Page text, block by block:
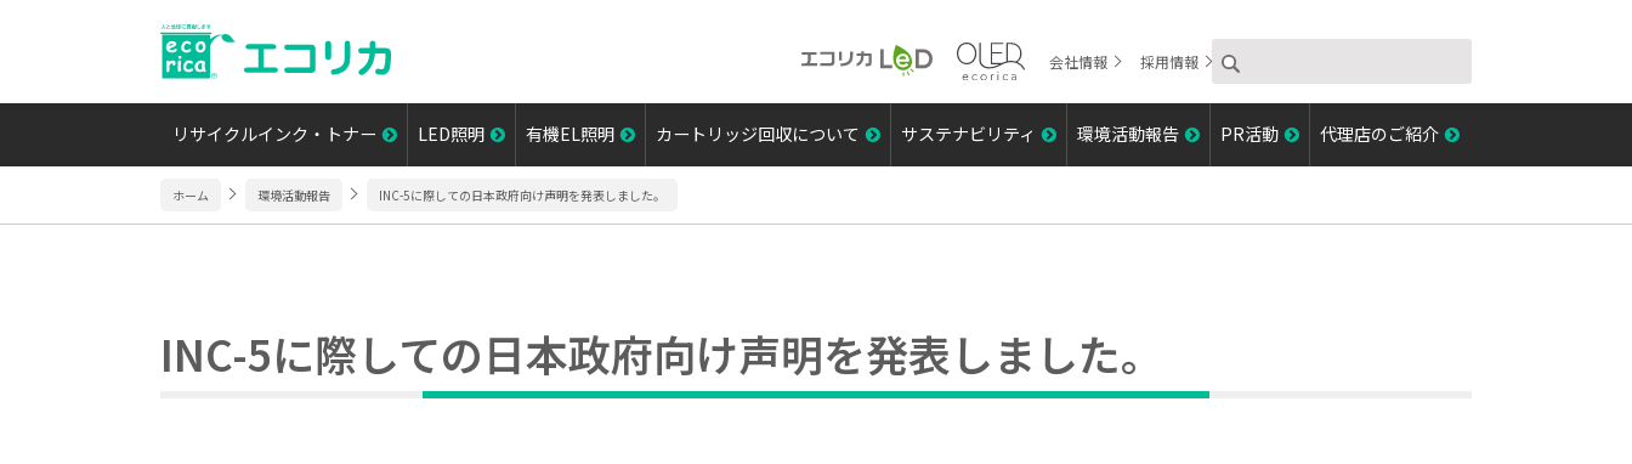
リサイクルインク・トナー LED照明 有機EL照明 カートリッジ回収について サステナビリティ 環境活動報告 PR活動 代理店のご紹介
会社情報 採用情報
ホーム 環境活動報告 INC-5に際しての日本政府向け声明を発表しました。
INC-5に際しての日本政府向け声明を発表しました。